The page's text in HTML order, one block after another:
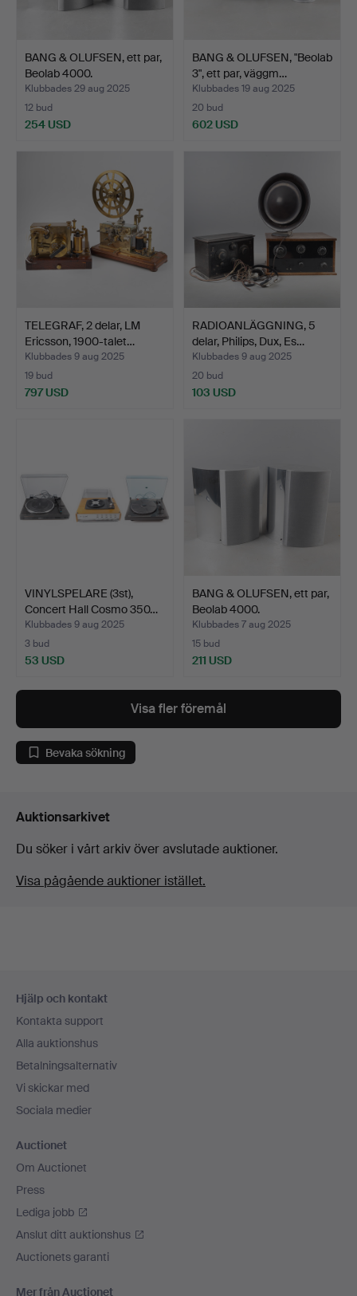
BANG & OLUFSEN, ett par,
Beolab 4000.
Klubbades 29 aug 2025
12 bud
254 USD
BANG & OLUFSEN, "Beolab
3", ett par, väggm…
Klubbades 19 aug 2025
20 bud
602 USD
TELEGRAF, 2 delar, LM
Ericsson, 1900-talet…
Klubbades 9 aug 2025
19 bud
797 USD
RADIOANLÄGGNING, 5
delar, Philips, Dux, Es…
Klubbades 9 aug 2025
20 bud
103 USD
VINYLSPELARE (3st),
Concert Hall Cosmo 350…
Klubbades 9 aug 2025
3 bud
53 USD
BANG & OLUFSEN, ett par,
Beolab 4000.
Klubbades 7 aug 2025
15 bud
211 USD
Visa fler föremål
Bevaka sökning
Auktionsarkivet
Du söker i vårt arkiv över avslutade auktioner.
Visa pågående auktioner istället.
Hjälp och kontakt
Kontakta support
Alla auktionshus
Betalningsalternativ
Vi skickar med
Sociala medier
Auctionet
Om Auctionet
Press
Lediga jobb
Anslut ditt auktionshus
Auctionets garanti
Mer från Auctionet